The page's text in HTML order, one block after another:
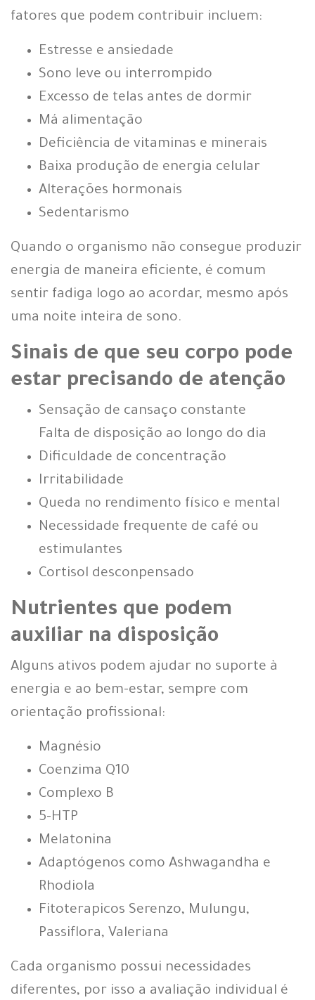
fatores que podem contribuir incluem:
Estresse e ansiedade
Sono leve ou interrompido
Excesso de telas antes de dormir
Má alimentação
Deficiência de vitaminas e minerais
Baixa produção de energia celular
Alterações hormonais
Sedentarismo
Quando o organismo não consegue produzir
energia de maneira eficiente, é comum
sentir fadiga logo ao acordar, mesmo após
uma noite inteira de sono.
Sinais de que seu corpo pode
estar precisando de atenção
Sensação de cansaço constante
Falta de disposição ao longo do dia
Dificuldade de concentração
Irritabilidade
Queda no rendimento físico e mental
Necessidade frequente de café ou
estimulantes
Cortisol desconpensado
Nutrientes que podem
auxiliar na disposição
Alguns ativos podem ajudar no suporte à
energia e ao bem-estar, sempre com
orientação profissional:
Magnésio
Coenzima Q10
Complexo B
5-HTP
Melatonina
Adaptógenos como Ashwagandha e
Rhodiola
Fitoterapicos Serenzo, Mulungu,
Passiflora, Valeriana
Cada organismo possui necessidades
diferentes, por isso a avaliação individual é